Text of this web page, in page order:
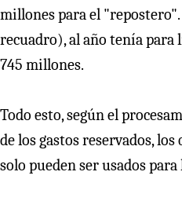
millones para el
recuadro), al año tenía para
745 millones.
Todo esto, según el
de los gastos reservados, los
solo pueden ser usados